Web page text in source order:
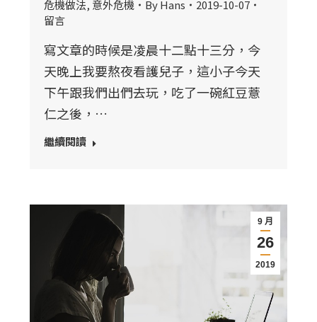
危機做法, 意外危機 ByHans
2019-10-07
留言
寫文章的時候是凌晨十二點十三分，今
天晚上我要熬夜看護兒子，這小子今天
下午跟我們出們去玩，吃了一碗紅豆薏
仁之後，…
繼續閱讀
9 月
26
2019